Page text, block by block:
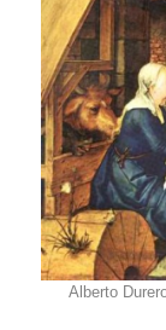
Alberto